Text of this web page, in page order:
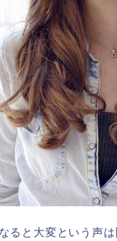
ると大変という声